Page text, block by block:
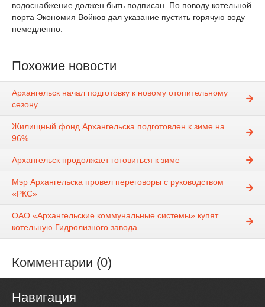
водоснабжение должен быть подписан. По поводу котельной
порта Экономия Войков дал указание пустить горячую воду
немедленно.
Похожие новости
Архангельск начал подготовку к новому отопительному
сезону
Жилищный фонд Архангельска подготовлен к зиме на
96%.
Архангельск продолжает готовиться к зиме
Мэр Архангельска провел переговоры с руководством
«РКС»
ОАО «Архангельские коммунальные системы» купят
котельную Гидролизного завода
Комментарии (0)
Навигация